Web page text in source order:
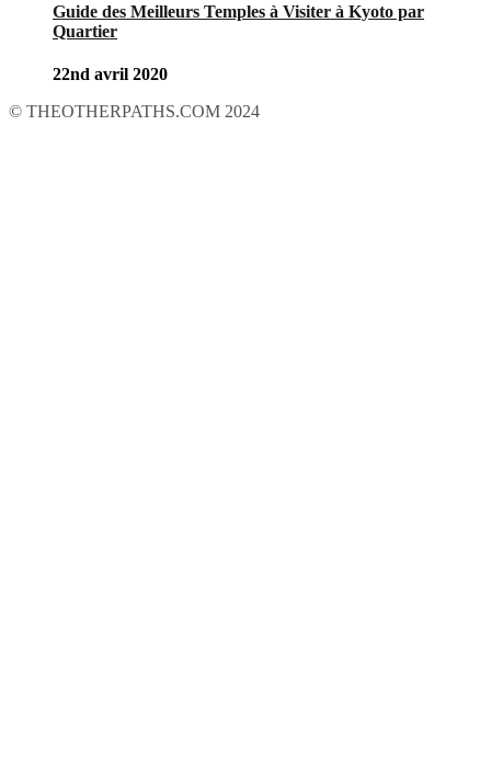
Guide des Meilleurs Temples à Visiter à Kyoto par
Quartier
22nd avril 2020
© THEOTHERPATHS.COM 2024